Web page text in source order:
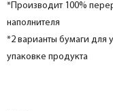
*Производит 100%
наполнителя
*2 варианты бумаги для
упаковке продукта